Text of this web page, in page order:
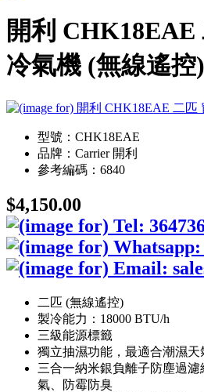
開利 CHK18EAE
冷氣機 (無線遙控)
型號：CHK18EAE
品牌：Carrier 開利
參考編碼：6840
$4,150.00
二匹 (無線遙控)
製冷能力：18000 BTU/h
三級能源標籤
獨立抽濕功能，最適合潮濕天
三合一納米銀負離子防塵過
氣、防霉防臭